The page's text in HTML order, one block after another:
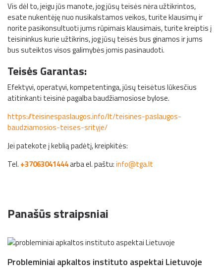
Vis dėl to, jeigu jūs manote, jog jūsų teisės nėra užtikrintos,
esate nukentėję nuo nusikalstamos veikos, turite klausimų ir
norite pasikonsultuoti jums rūpimais klausimais, turite kreiptis į
teisininkus kurie užtikrins, jog jūsų teisės bus ginamos ir jums
bus suteiktos visos galimybės jomis pasinaudoti.
Teisės Garantas:
Efektyvi, operatyvi, kompetentinga, jūsų teisėtus lūkesčius
atitinkanti teisinėpagalba baudžiamosiose bylose.
https://teisinespaslaugos.info/lt/teisines-paslaugos-
baudziamosios-teises-srityje/
Jei patekoteįkebliąpadėtį, kreipkitės:
Tel. +37063041444arba el. paštu:info@tga.lt
Panašūs straipsniai
Probleminiai apkaltos instituto aspektai Lietuvoje